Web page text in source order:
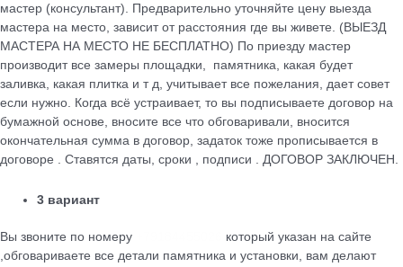
мастер (консультант). Предварительно уточняйте цену выезда
мастера на место, зависит от расстояния где вы живете. (ВЫЕЗД
МАСТЕРА НА МЕСТО НЕ БЕСПЛАТНО) По приезду мастер
производит все замеры площадки, памятника, какая будет
заливка, какая плитка и т д, учитывает все пожелания, дает совет
если нужно. Когда всё устраивает, то вы подписываете договор на
бумажной основе, вносите все что обговаривали, вносится
окончательная сумма в договор, задаток тоже прописывается в
договоре . Ставятся даты, сроки , подписи . ДОГОВОР ЗАКЛЮЧЕН.
3 вариант
Вы звоните по номеру
который указан на сайте
,обговариваете все детали памятника и установки, вам делают